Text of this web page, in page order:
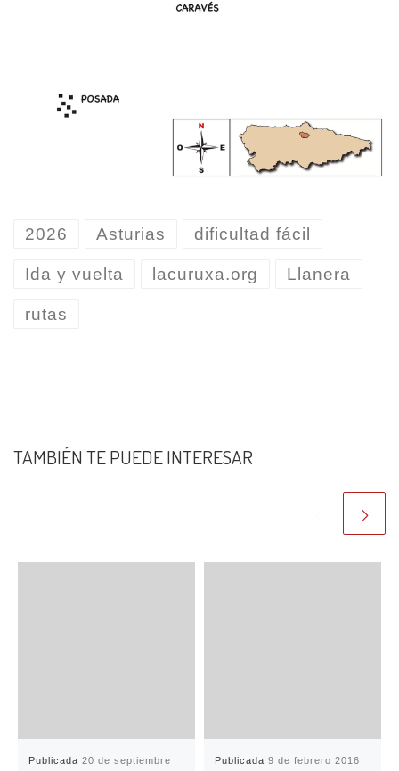
2026 Asturias dificultad fácil
Ida y vuelta lacuruxa.org Llanera
rutas
TAMBIÉN TE PUEDE INTERESAR
Publicada20 de septiembre
Publicada9 de febrero 2016